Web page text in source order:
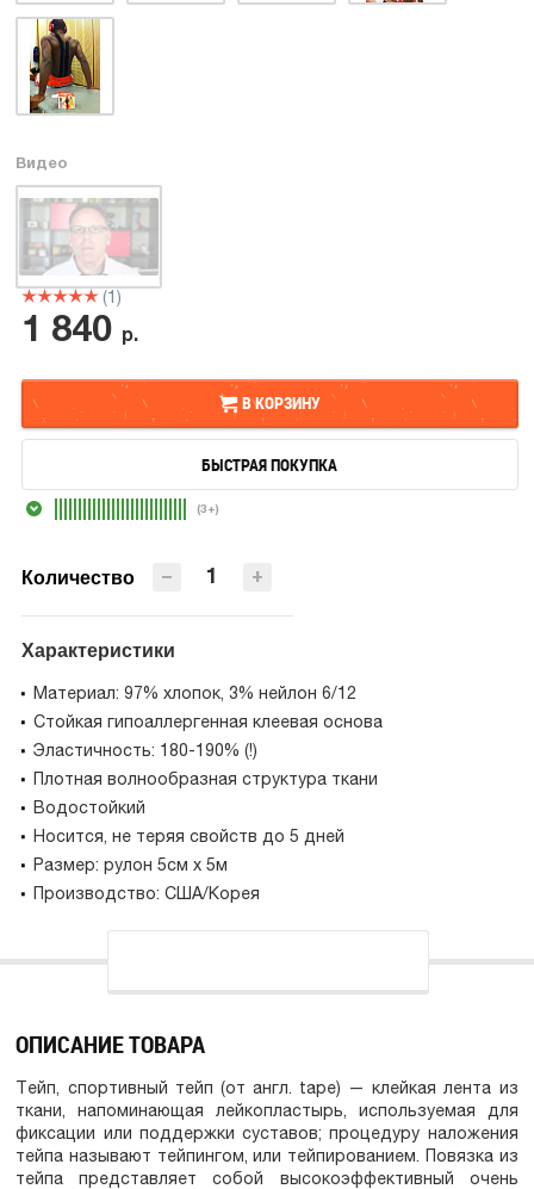
Видео
(1)
1 840 р.
В КОРЗИНУ
В КОРЗИНУ
БЫСТРАЯ ПОКУПКА
(3+)
Количество +
−
Характеристики
Материал: 97% хлопок, 3% нейлон 6/12
Стойкая гипоаллергенная клеевая основа
Эластичность: 180-190% (!)
Плотная волнообразная структура ткани
Водостойкий
Носится, не теряя свойств до 5 дней
Размер: рулон 5см х 5м
Производство: США/Корея
ОПИСАНИЕ ТОВАРА
Тейп, спортивный тейп (от англ. tape) — клейкая лента из
ткани, напоминающая лейкопластырь, используемая для
фиксации или поддержки суставов; процедуру наложения
тейпа называют тейпингом, или тейпированием. Повязка из
тейпа представляет собой высокоэффективный очень